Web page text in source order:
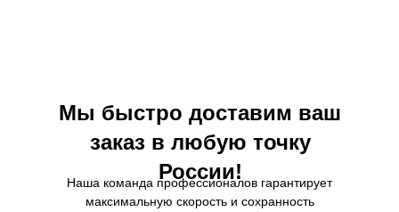
Мы быстро доставим ваш
заказ в любую точку
России!
Наша команда профессионалов гарантирует
максимальную скорость и сохранность